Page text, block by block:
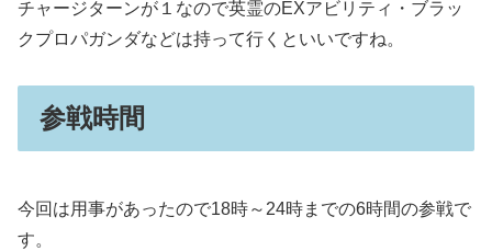
チャージターンが１なので英霊のEXアビリティ・ブラッ
クプロパガンダなどは持って行くといいですね。
参戦時間
今回は用事があったので18時～24時までの6時間の参戦で
す。